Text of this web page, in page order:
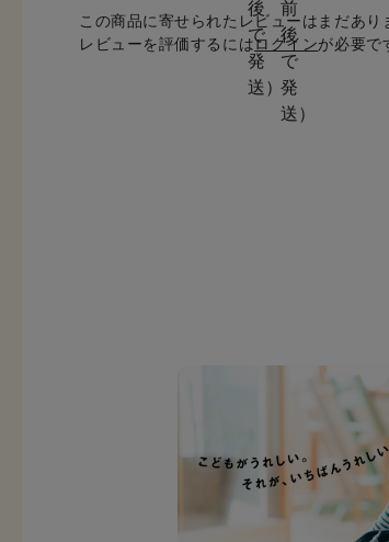
この商品に寄せられたレビューはまだあり
レビューを評価するにはログインが必要で